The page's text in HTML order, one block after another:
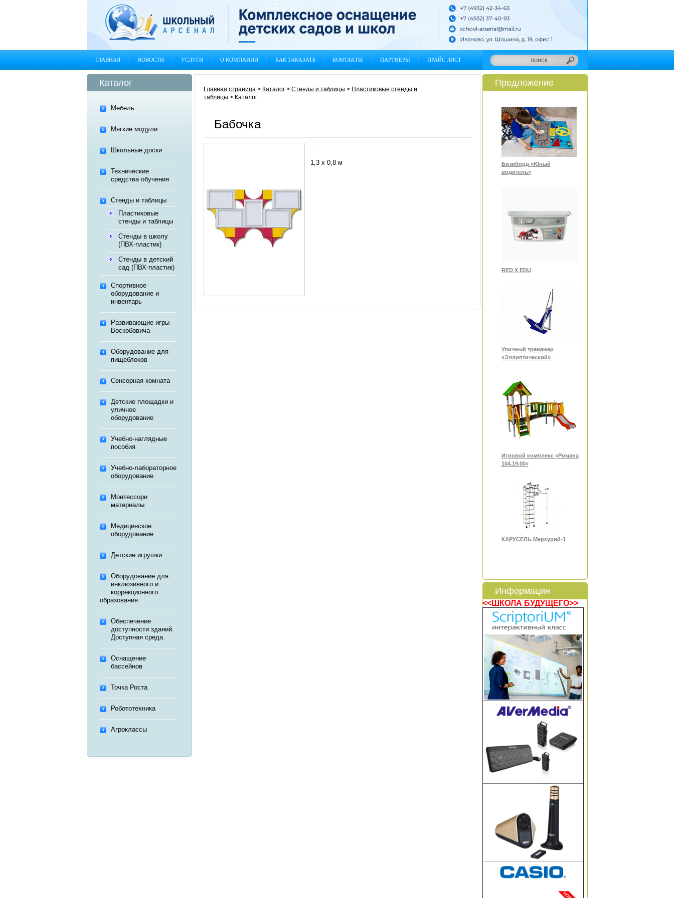
ГЛАВНАЯ НОВОСТИ УСЛУГИ О КОМПАНИИ КАК ЗАКАЗАТЬ КОНТАКТЫ ПАРТНЁРЫ ПРАЙС ЛИСТ
Каталог
Мебель
Мягкие модули
Школьные доски
Технические
средства обучения
Стенды и таблицы
Пластиковые
стенды и таблицы
Стенды в школу
(ПВХ-пластик)
Стенды в детский
сад (ПВХ-пластик)
Спортивное
оборудование и
инвентарь
Развивающие игры
Воскобовича
Оборудование для
пищеблоков
Сенсорная комната
Детские площадки и
уличное
оборудование
Учебно-наглядные
пособия
Учебно-лабораторное
оборудование
Монтессори
материалы
Медицинское
оборудование
Детские игрушки
Оборудование для
инклюзивного и
коррекционного
образования
Обеспечение
доступности зданий.
Доступная среда.
Оснащение
бассейнов
Точка Роста
Робототехника
Агроклассы
Главная страница> Каталог> Стенды и таблицы > Пластиковые стенды и
таблицы > Каталог
Бабочка
1,3 х 0,8 м
Предложение
Бизиборд «Юный
водитель»
RED X EDU
Уличный тренажер
«Эллиптический»
Игровой комплекс «Романа
104.19.00»
КАРУСЕЛЬ Меркурий-1
Информация
<<ШКОЛА БУДУЩЕГО>>